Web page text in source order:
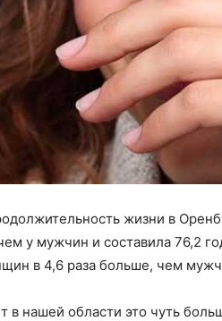
жизни в
у мужчин и составила 76,2
в 4,6 раза больше, чем
нашей области это чуть